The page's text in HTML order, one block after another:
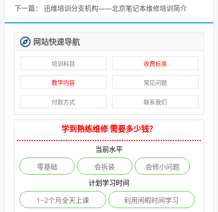
下一篇： 迅维培训分支机构——北京笔记本维修培训简介
网站快速导航
培训科目 收费标准
教学内容 常见问题
付款方式 联系我们
学到熟练维修 需要多少钱？
当前水平
零基础
会拆装
会修小问题
计划学习时间
1~2个月全天上课
利用闲暇时间学习